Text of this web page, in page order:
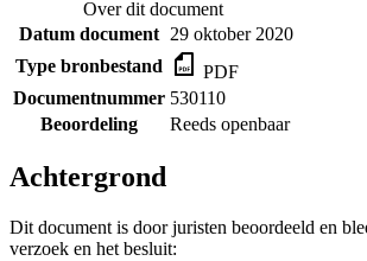
Over dit document
Datum document 29 oktober 2020
Type bronbestand
PDF
Documentnummer 530110
Beoordeling
Reeds openbaar
Achtergrond
Dit document is door juristen beoordeeld en
verzoek en het besluit: